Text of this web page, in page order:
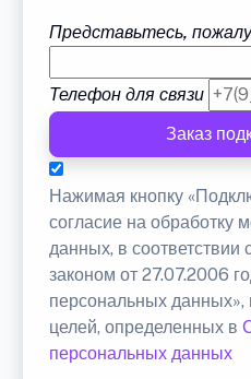
Представьтесь,
Телефон для связи
Заказ
Нажимая кнопку
согласие на обработку
данных, в
законом от 27.07.2006
персональных данных»,
целей, определенных в
персональных данных